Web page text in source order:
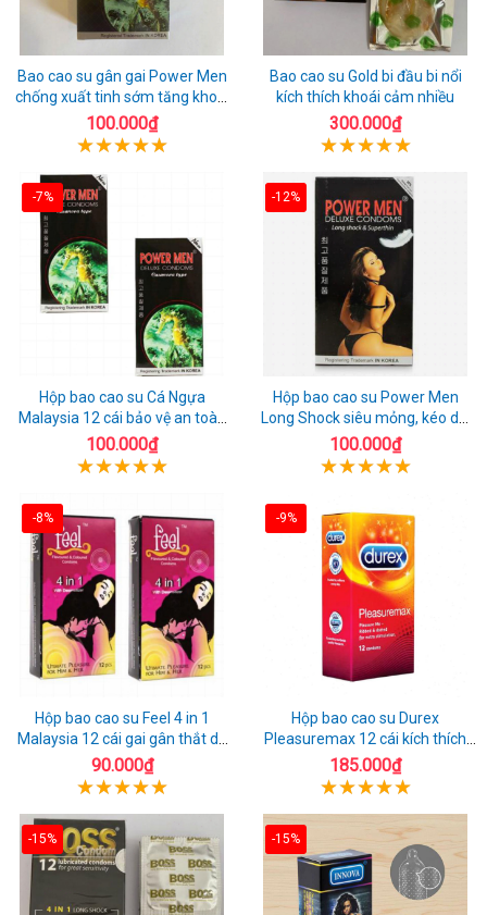
Bao cao su gân gai Power Men
chống xuất tinh sớm tăng khoái
cảm
100.000₫
Bao cao su Gold bi đầu bi nổi
kích thích khoái cảm nhiều
300.000₫
-7%
Hộp bao cao su Cá Ngựa
Malaysia 12 cái bảo vệ an toàn
tuyệt đối
100.000₫
-12%
Hộp bao cao su Power Men
Long Shock siêu mỏng, kéo dài
quan hệ thoải mái
100.000₫
-8%
Hộp bao cao su Feel 4 in 1
Malaysia 12 cái gai gân thắt dễ
sử dụng
90.000₫
-9%
Hộp bao cao su Durex
Pleasuremax 12 cái kích thích
tăng khoái cảm
185.000₫
-15% -15%